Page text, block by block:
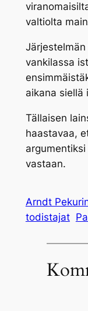
valtiolta
vankilassa
aikana siellä
Tällaisen
haastavaa,
vastaan.
Arndt
todistajat